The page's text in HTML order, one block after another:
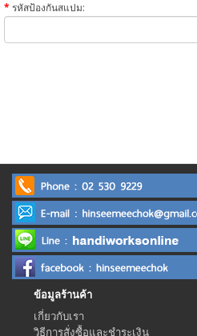
รหัสป้องกันสแปม:
ข้อมูลร้านค้า
เกี่ยวกับเรา
วิธีการสั่งซื้อและชำระเงิน